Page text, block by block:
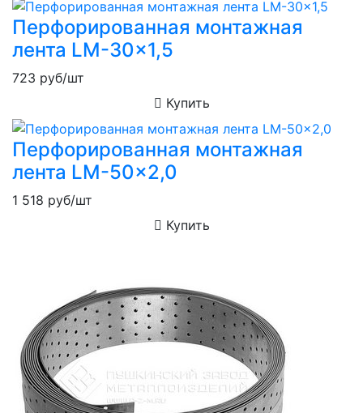
Перфорированная монтажная
лента LM-30x1,5
723 руб/шт
Купить
Перфорированная монтажная
лента LM-50x2,0
1 518 руб/шт
Купить